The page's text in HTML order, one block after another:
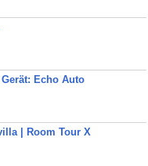
Gerät: Echo Auto
| Room Tour X